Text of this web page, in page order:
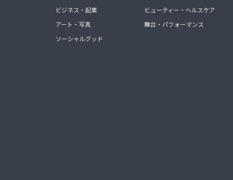
ビジネス・起業
アート・写真
ソーシャルグッド
ビューティー・ヘルスケア
舞台・パフォーマンス